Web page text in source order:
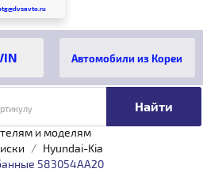
Автомобили из Кореи
и моделям
Hyundai-Kia
583054AA20